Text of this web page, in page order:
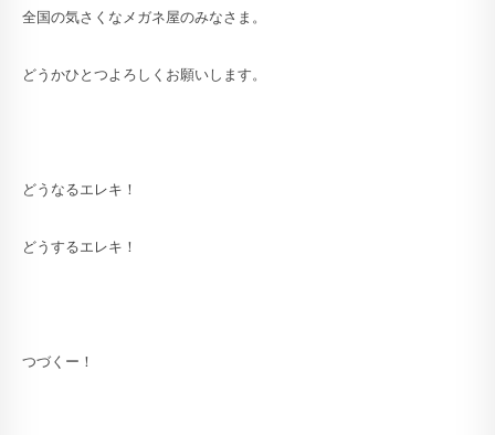
全国の気さくなメガネ屋のみなさま。
どうかひとつよろしくお願いします。
どうなるエレキ！
どうするエレキ！
つづくー！